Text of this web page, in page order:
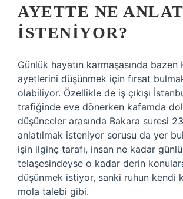
AYETTE NE
İSTENIYOR?
Günlük hayatın karmaşasında bazen
ayetlerini düşünmek için fırsat
olabiliyor. Özellikle de iş çıkışı
trafiğinde eve dönerken kafamda
düşünceler arasında Bakara suresi
anlatılmak isteniyor sorusu da yer
işin ilginç tarafı, insan ne kadar
telaşesindeyse o kadar derin
düşünmek istiyor, sanki ruhun kendi
mola talebi gibi.